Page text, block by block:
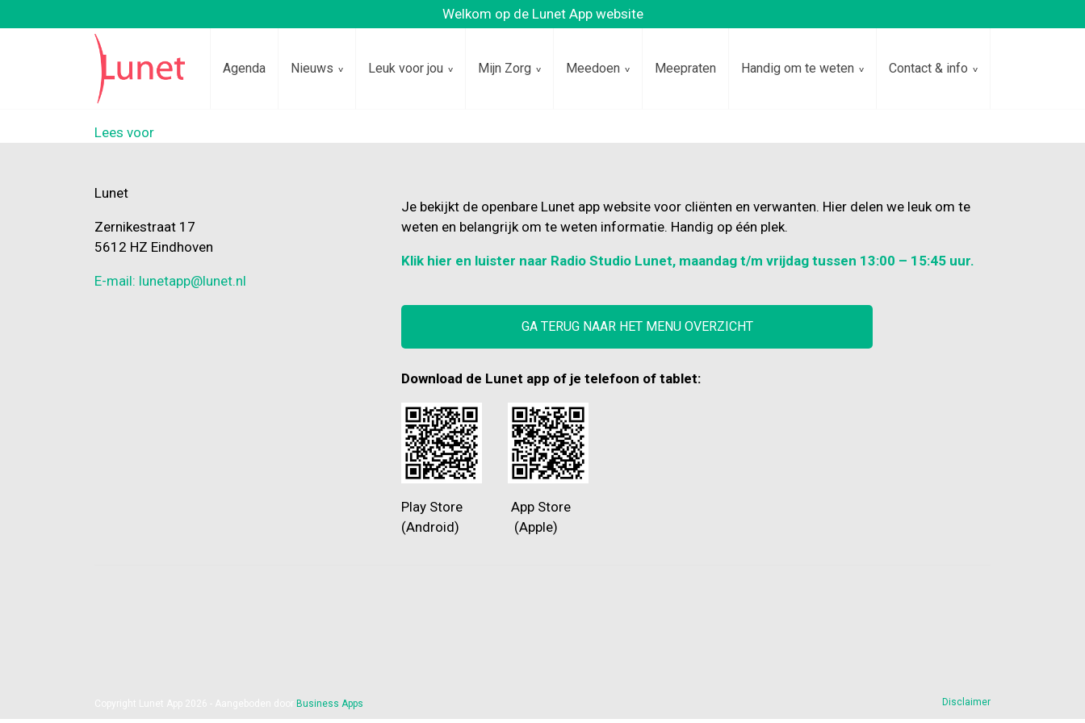
Welkom op de Lunet App website
Agenda Nieuws Leuk voor jou Mijn Zorg Meedoen Meepraten Handig om te weten Contact & info
Lees voor
Lunet
Zernikestraat 17
5612 HZ Eindhoven
E-mail: lunetapp@lunet.nl
Je bekijkt de openbare Lunet app website voor cliënten en verwanten. Hier delen we leuk om te
weten en belangrijk om te weten informatie. Handig op één plek.
Klik hier en luister naar Radio Studio Lunet, maandag t/m vrijdag tussen 13:00 – 15:45 uur.
GA TERUG NAAR HET MENU OVERZICHT
Download de Lunet app of je telefoon of tablet:
Play Store App Store
(Android) (Apple)
Business Apps Disclaimer